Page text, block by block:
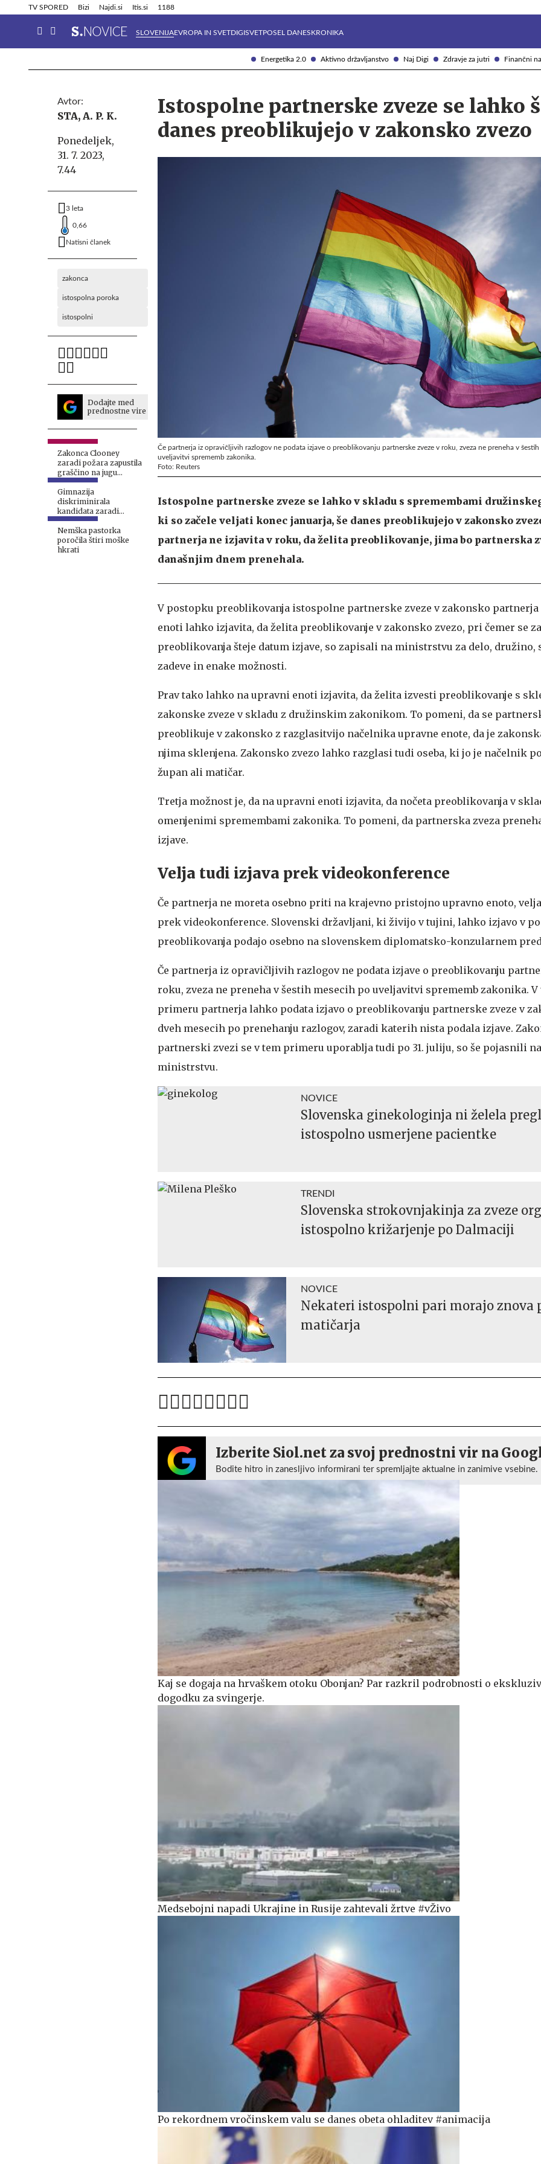
Energetika 2.0 Aktivno državljanstvo Naj Digi Zdravje za jutri Finančni
TV SPORED Bizi Najdi.si Itis.si 1188
SLOVENIJAEVROPA IN SVETDIGISVETPOSEL DANESKRONIKA
Info in obvestila Tehnik
Avtor:
STA, A. P. K.
Ponedeljek,
31. 7. 2023,
7.44
3 leta
0,66
Natisni članek
zakonca
istospolna poroka
istospolni
Dodajte med
prednostne vire
Zakonca Clooney
zaradi požara zapustila
graščino na jugu
Francije
Gimnazija
diskriminirala
kandidata zaradi
spolne usmerjenosti
Nemška pastorka
poročila štiri moške
hkrati
Istospolne partnerske zveze se lahko
danes preoblikujejo v zakonsko zvezo
Če partnerja iz opravičljivih razlogov ne podata izjave o preoblikovanju partnerske zveze v roku, zveza ne preneha v
uveljavitvi sprememb zakonika.
Foto: Reuters
Istospolne partnerske zveze se lahko v skladu s spremembami
ki so začele veljati konec januarja, še danes preoblikujejo v zakonsko
partnerja ne izjavita v roku, da želita preoblikovanje, jima bo partnerska
današnjim dnem prenehala.
V postopku preoblikovanja istospolne partnerske zveze v zakonsko
enoti lahko izjavita, da želita preoblikovanje v zakonsko zvezo, pri čemer se
preoblikovanja šteje datum izjave, so zapisali na ministrstvu za delo, družino,
zadeve in enake možnosti.
Prav tako lahko na upravni enoti izjavita, da želita izvesti preoblikovanje s
zakonske zveze v skladu z družinskim zakonikom. To pomeni, da se
preoblikuje v zakonsko z razglasitvijo načelnika upravne enote, da je
njima sklenjena. Zakonsko zvezo lahko razglasi tudi oseba, ki jo je načelnik
župan ali matičar.
Tretja možnost je, da na upravni enoti izjavita, da nočeta preoblikovanja v
omenjenimi spremembami zakonika. To pomeni, da partnerska zveza
izjave.
Velja tudi izjava prek videokonference
Če partnerja ne moreta osebno priti na krajevno pristojno upravno enoto,
prek videokonference. Slovenski državljani, ki živijo v tujini, lahko izjavo v
preoblikovanja podajo osebno na slovenskem diplomatsko-konzularnem
Če partnerja iz opravičljivih razlogov ne podata izjave o preoblikovanju
roku, zveza ne preneha v šestih mesecih po uveljavitvi sprememb zakonika. V
primeru partnerja lahko podata izjavo o preoblikovanju partnerske zveze v
dveh mesecih po prenehanju razlogov, zaradi katerih nista podala izjave.
partnerski zvezi se v tem primeru uporablja tudi po 31. juliju, so še pojasnili na
ministrstvu.
NOVICE
Slovenska ginekologinja ni želela
istospolno usmerjene pacientke
TRENDI
Slovenska strokovnjakinja za zveze
istospolno križarjenje po Dalmaciji
NOVICE
Nekateri istospolni pari morajo znova
matičarja
Izberite Siol.net za svoj prednostni vir na
Bodite hitro in zanesljivo informirani ter spremljajte aktualne in zanimive vsebine.
Kaj se dogaja na hrvaškem otoku Obonjan? Par razkril podrobnosti o
dogodku za svingerje.
Medsebojni napadi Ukrajine in Rusije zahtevali žrtve #vŽivo
Po rekordnem vročinskem valu se danes obeta ohladitev #animacija